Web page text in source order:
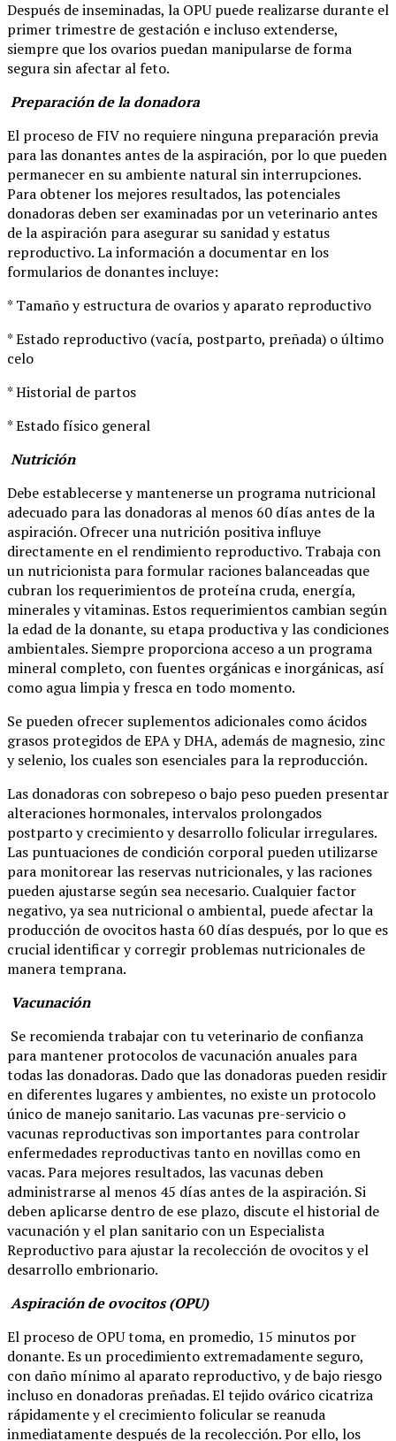
Después de inseminadas, la OPU puede realizarse durante el
primer trimestre de gestación e incluso extenderse,
siempre que los ovarios puedan manipularse de forma
segura sin afectar al feto.
Preparación de la donadora
El proceso de FIV no requiere ninguna preparación previa
para las donantes antes de la aspiración, por lo que pueden
permanecer en su ambiente natural sin interrupciones.
Para obtener los mejores resultados, las potenciales
donadoras deben ser examinadas por un veterinario antes
de la aspiración para asegurar su sanidad y estatus
reproductivo. La información a documentar en los
formularios de donantes incluye:
* Tamaño y estructura de ovarios y aparato reproductivo
* Estado reproductivo (vacía, postparto, preñada) o último
celo
* Historial de partos
* Estado físico general
Nutrición
Debe establecerse y mantenerse un programa nutricional
adecuado para las donadoras al menos 60 días antes de la
aspiración. Ofrecer una nutrición positiva influye
directamente en el rendimiento reproductivo. Trabaja con
un nutricionista para formular raciones balanceadas que
cubran los requerimientos de proteína cruda, energía,
minerales y vitaminas. Estos requerimientos cambian según
la edad de la donante, su etapa productiva y las condiciones
ambientales. Siempre proporciona acceso a un programa
mineral completo, con fuentes orgánicas e inorgánicas, así
como agua limpia y fresca en todo momento.
Se pueden ofrecer suplementos adicionales como ácidos
grasos protegidos de EPA y DHA, además de magnesio, zinc
y selenio, los cuales son esenciales para la reproducción.
Las donadoras con sobrepeso o bajo peso pueden presentar
alteraciones hormonales, intervalos prolongados
postparto y crecimiento y desarrollo folicular irregulares.
Las puntuaciones de condición corporal pueden utilizarse
para monitorear las reservas nutricionales, y las raciones
pueden ajustarse según sea necesario. Cualquier factor
negativo, ya sea nutricional o ambiental, puede afectar la
producción de ovocitos hasta 60 días después, por lo que es
crucial identificar y corregir problemas nutricionales de
manera temprana.
Vacunación
Se recomienda trabajar con tu veterinario de confianza
para mantener protocolos de vacunación anuales para
todas las donadoras. Dado que las donadoras pueden residir
en diferentes lugares y ambientes, no existe un protocolo
único de manejo sanitario. Las vacunas pre-servicio o
vacunas reproductivas son importantes para controlar
enfermedades reproductivas tanto en novillas como en
vacas. Para mejores resultados, las vacunas deben
administrarse al menos 45 días antes de la aspiración. Si
deben aplicarse dentro de ese plazo, discute el historial de
vacunación y el plan sanitario con un Especialista
Reproductivo para ajustar la recolección de ovocitos y el
desarrollo embrionario.
Aspiración de ovocitos (OPU)
El proceso de OPU toma, en promedio, 15 minutos por
donante. Es un procedimiento extremadamente seguro,
con daño mínimo al aparato reproductivo, y de bajo riesgo
incluso en donadoras preñadas. El tejido ovárico cicatriza
rápidamente y el crecimiento folicular se reanuda
inmediatamente después de la recolección. Por ello, los